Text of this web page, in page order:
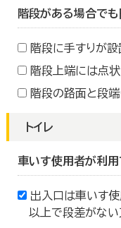
階段がある場合で
階段に手すりが
階段上端には点
階段の路面と段端
トイレ
車いす使用者が利用
出入口は車いす使
以上で段差がない